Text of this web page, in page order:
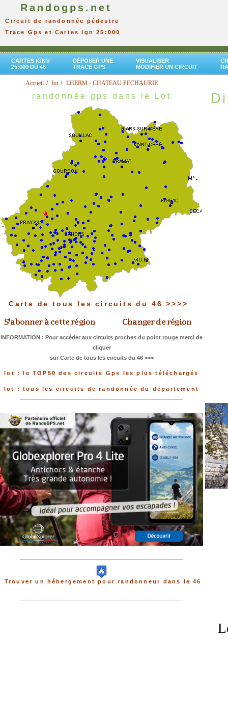
Randogps.net
Circuit de randonnée pédestre
Trace Gps et Cartes Ign 25:000
CARTES IGN®
25:000 DU 46
DÉPOSER UNE
TRACE GPS
VISUALISER
MODIFIER UN CIRCUIT
Accueil lot LHERM - CHATEAU PECHAURIE
randonnée gps dans le Lot
Carte de tous les circuits du 46 >>>>
INFORMATION : Pour accéder aux circuits proches du point rouge merci de
cliquer
sur Carte de tous les circuits du 46 >>>
lot : le TOP50 des circuits Gps les plus téléchargés
lot : tous les circuits de randonnée du département
Trouver un hébergement pour randonneur dans le 46